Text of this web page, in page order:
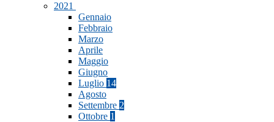
2021
Gennaio
Febbraio
Marzo
Aprile
Maggio
Giugno
Luglio 14
Agosto
Settembre 2
Ottobre 1